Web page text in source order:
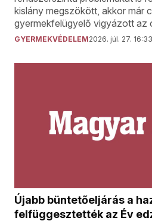
kislány megszökött, akkor már
gyermekfelügyelő vigyázott az
GYERMEKVÉDELEM2026. júl. 27. 16:33
Újabb büntetőeljárás a
felfüggesztették az Év